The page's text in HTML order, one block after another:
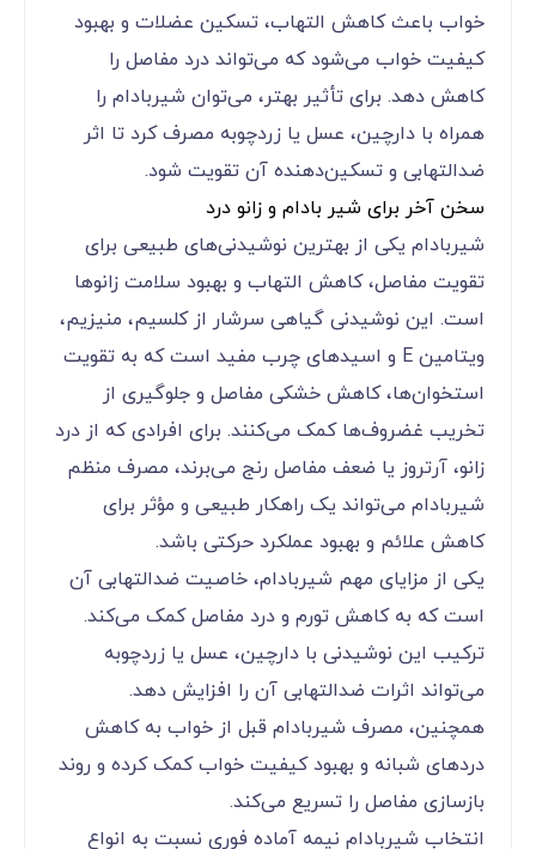
خواب باعث کاهش التهاب، تسکین عضلات و بهبود
کیفیت خواب می‌شود که می‌تواند درد مفاصل را
کاهش دهد. برای تأثیر بهتر، می‌توان شیربادام را
همراه با دارچین، عسل یا زردچوبه مصرف کرد تا اثر
ضدالتهابی و تسکین‌دهنده آن تقویت شود.
سخن آخر برای شیر بادام و زانو درد
شیربادام یکی از بهترین نوشیدنی‌های طبیعی برای
تقویت مفاصل، کاهش التهاب و بهبود سلامت زانوها
است. این نوشیدنی گیاهی سرشار از کلسیم، منیزیم،
ویتامین E و اسیدهای چرب مفید است که به تقویت
استخوان‌ها، کاهش خشکی مفاصل و جلوگیری از
تخریب غضروف‌ها کمک می‌کنند. برای افرادی که از درد
زانو، آرتروز یا ضعف مفاصل رنج می‌برند، مصرف منظم
شیربادام می‌تواند یک راهکار طبیعی و مؤثر برای
کاهش علائم و بهبود عملکرد حرکتی باشد.
یکی از مزایای مهم شیربادام، خاصیت ضدالتهابی آن
است که به کاهش تورم و درد مفاصل کمک می‌کند.
ترکیب این نوشیدنی با دارچین، عسل یا زردچوبه
می‌تواند اثرات ضدالتهابی آن را افزایش دهد.
همچنین، مصرف شیربادام قبل از خواب به کاهش
دردهای شبانه و بهبود کیفیت خواب کمک کرده و روند
بازسازی مفاصل را تسریع می‌کند.
انتخاب شیربادام نیمه آماده فوری نسبت به انواع